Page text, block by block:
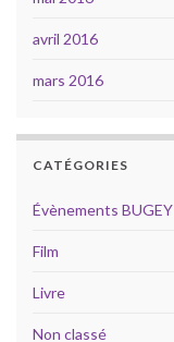
avril 2016
mars 2016
CATÉGORIES
Évènements BUGEY
Film
Livre
Non classé